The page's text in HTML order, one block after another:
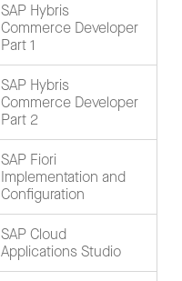
SAP Hybris
Commerce Developer
Part 1
SAP Hybris
Commerce Developer
Part 2
SAP Fiori
Implementation and
Configuration
SAP Cloud
Applications Studio